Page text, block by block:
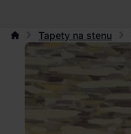
Tapety na stenu